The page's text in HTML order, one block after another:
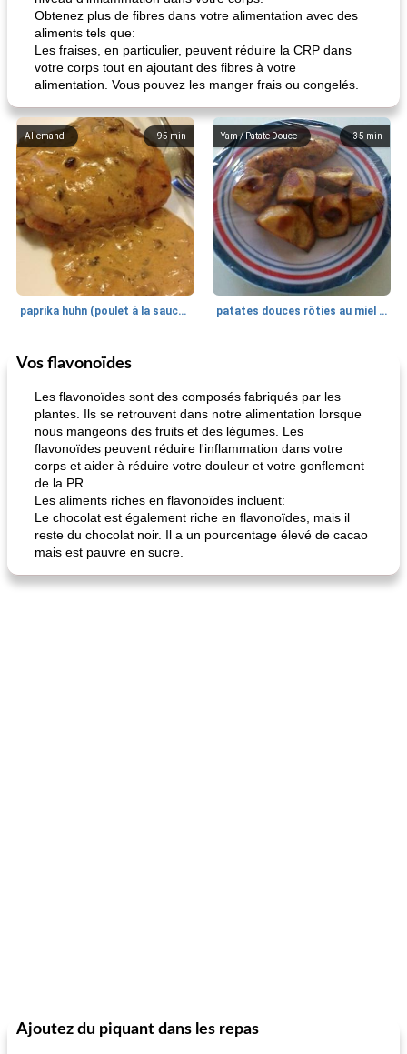
Obtenez plus de fibres dans votre alimentation avec des
aliments tels que:
Les fraises, en particulier, peuvent réduire la CRP dans
votre corps tout en ajoutant des fibres à votre
alimentation. Vous pouvez les manger frais ou congelés.
95 min
Allemand
paprika huhn (poulet à la sauce paprika).
35 min
Yam / Patate Douce
patates douces rôties au miel / kumara
Petit déjeuner et brunch
quinoa petit déjeuner méditerranéen
Vos flavonoïdes
Les flavonoïdes sont des composés fabriqués par les
plantes. Ils se retrouvent dans notre alimentation lorsque
nous mangeons des fruits et des légumes. Les
flavonoïdes peuvent réduire l'inflammation dans votre
corps et aider à réduire votre douleur et votre gonflement
de la PR.
Les aliments riches en flavonoïdes incluent:
Le chocolat est également riche en flavonoïdes, mais il
reste du chocolat noir. Il a un pourcentage élevé de cacao
mais est pauvre en sucre.
Ajoutez du piquant dans les repas